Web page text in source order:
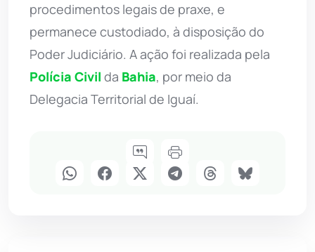
procedimentos legais de praxe, e
permanece custodiado, à disposição do
Poder Judiciário. A ação foi realizada pela
Polícia Civil da Bahia, por meio da
Delegacia Territorial de Iguaí.